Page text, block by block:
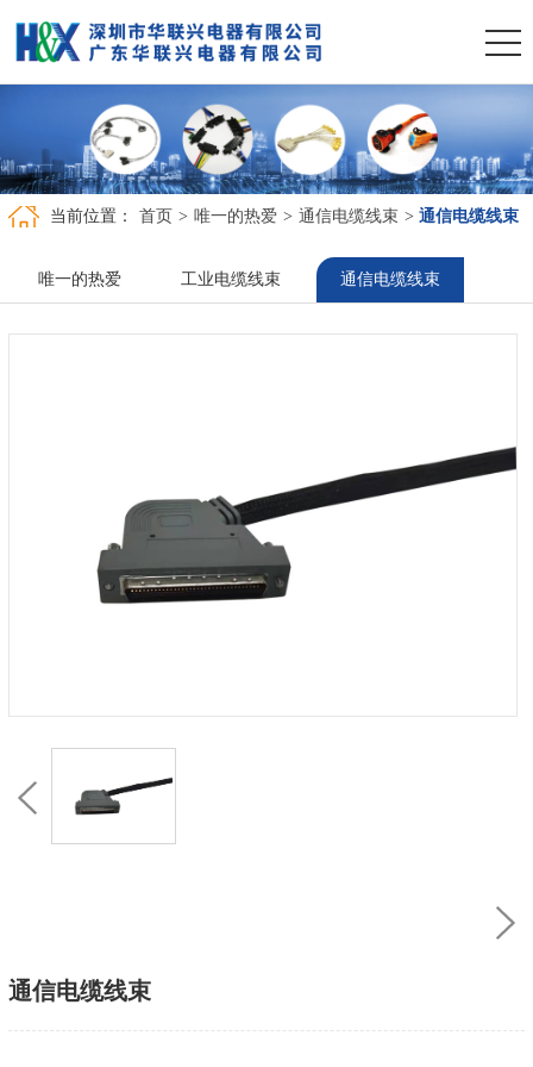
当前位置： 首页 > 唯一的热爱 > 通信电缆线束 > 通信电缆线束
唯一的热爱 工业电缆线束 通信电缆线束
通信电缆线束